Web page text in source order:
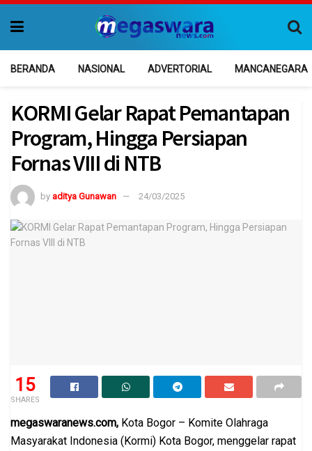
BERANDA NASIONAL ADVERTORIAL MANCANEGARA
KORMI Gelar Rapat Pemantapan
Program, Hingga Persiapan
Fornas VIII di NTB
by aditya Gunawan 24/03/2025
15
SHARES
megaswaranews.com, Kota Bogor – Komite Olahraga
Masyarakat Indonesia (Kormi) Kota Bogor, menggelar rapat